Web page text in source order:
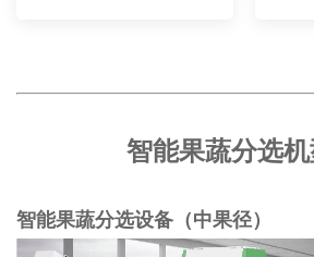
智能果蔬分选
智能果蔬分选设备（中果径）